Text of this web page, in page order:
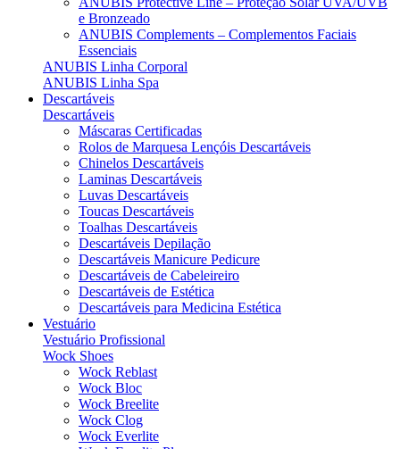
e Bronzeado
ANUBIS Complements – Complementos Faciais
Essenciais
ANUBIS Linha Corporal
ANUBIS Linha Spa
Descartáveis
Descartáveis
Máscaras Certificadas
Rolos de Marquesa Lençóis Descartáveis
Chinelos Descartáveis
Laminas Descartáveis
Luvas Descartáveis
Toucas Descartáveis
Toalhas Descartáveis
Descartáveis Depilação
Descartáveis Manicure Pedicure
Descartáveis de Cabeleireiro
Descartáveis de Estética
Descartáveis para Medicina Estética
Vestuário
Vestuário Profissional
Wock Shoes
Wock Reblast
Wock Bloc
Wock Breelite
Wock Clog
Wock Everlite